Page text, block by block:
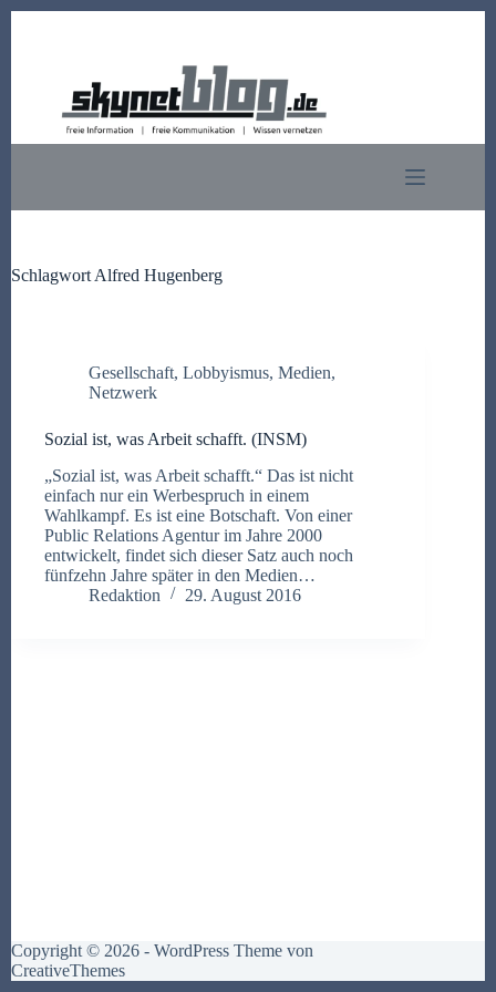
Schlagwort Alfred Hugenberg
Gesellschaft, Lobbyismus, Medien,
Netzwerk
Sozial ist, was Arbeit schafft. (INSM)
„Sozial ist, was Arbeit schafft.“ Das ist nicht
einfach nur ein Werbespruch in einem
Wahlkampf. Es ist eine Botschaft. Von einer
Public Relations Agentur im Jahre 2000
entwickelt, findet sich dieser Satz auch noch
fünfzehn Jahre später in den Medien…
Redaktion
29. August 2016
Copyright © 2026 - WordPress Theme von
CreativeThemes